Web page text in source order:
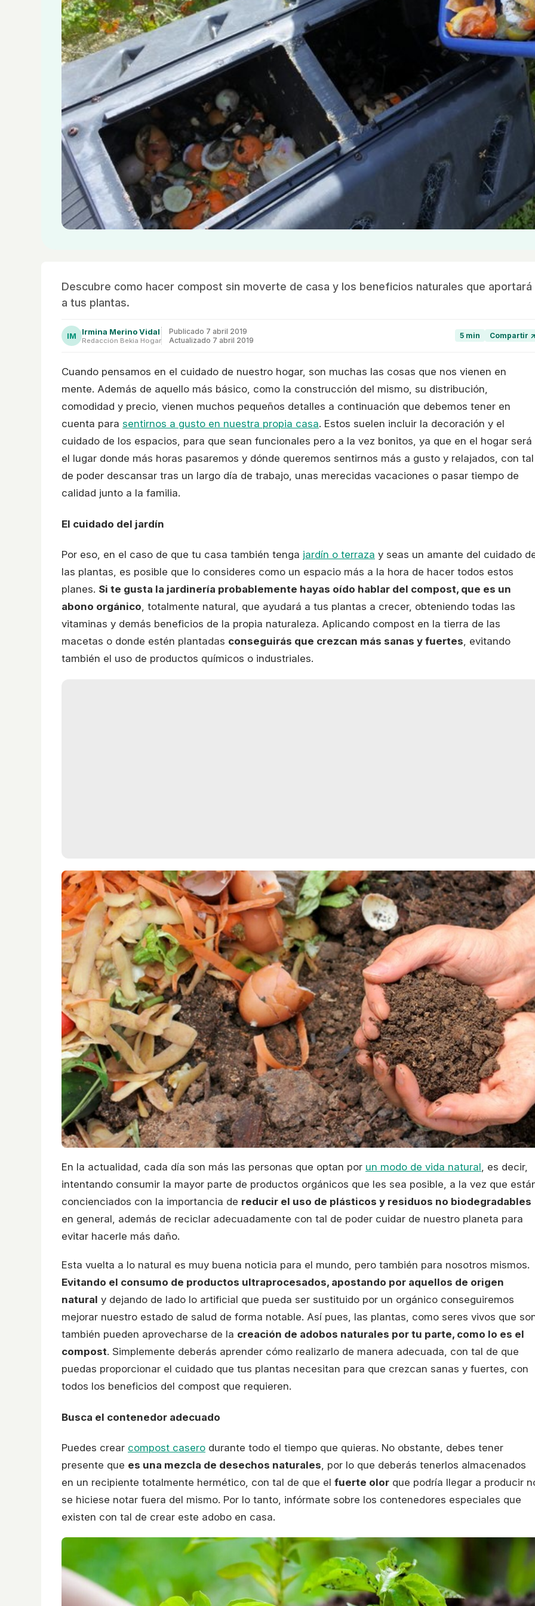
Descubre como hacer compost sin moverte de casa y los beneficios naturales que aportará
a tus plantas.
IM Irmina Merino Vidal
Redacción Bekia Hogar
Publicado 7 abril 2019
Actualizado 7 abril 2019
5 min Compartir ↗
Cuando pensamos en el cuidado de nuestro hogar, son muchas las cosas que nos vienen en
mente. Además de aquello más básico, como la construcción del mismo, su distribución,
comodidad y precio, vienen muchos pequeños detalles a continuación que debemos tener en
cuenta para sentirnos a gusto en nuestra propia casa. Estos suelen incluir la decoración y el
cuidado de los espacios, para que sean funcionales pero a la vez bonitos, ya que en el hogar será
el lugar donde más horas pasaremos y dónde queremos sentirnos más a gusto y relajados, con tal
de poder descansar tras un largo día de trabajo, unas merecidas vacaciones o pasar tiempo de
calidad junto a la familia.
El cuidado del jardín
Por eso, en el caso de que tu casa también tenga jardín o terraza y seas un amante del cuidado
las plantas, es posible que lo consideres como un espacio más a la hora de hacer todos estos
planes. Si te gusta la jardinería probablemente hayas oído hablar del compost, que es un
abono orgánico, totalmente natural, que ayudará a tus plantas a crecer, obteniendo todas las
vitaminas y demás beneficios de la propia naturaleza. Aplicando compost en la tierra de las
macetas o donde estén plantadas conseguirás que crezcan más sanas y fuertes, evitando
también el uso de productos químicos o industriales.
En la actualidad, cada día son más las personas que optan por un modo de vida natural, es decir,
intentando consumir la mayor parte de productos orgánicos que les sea posible, a la vez que
concienciados con la importancia de reducir el uso de plásticos y residuos no biodegradables
en general, además de reciclar adecuadamente con tal de poder cuidar de nuestro planeta para
evitar hacerle más daño.
Esta vuelta a lo natural es muy buena noticia para el mundo, pero también para nosotros mismos.
Evitando el consumo de productos ultraprocesados, apostando por aquellos de origen
natural y dejando de lado lo artificial que pueda ser sustituido por un orgánico conseguiremos
mejorar nuestro estado de salud de forma notable. Así pues, las plantas, como seres vivos que
también pueden aprovecharse de la creación de adobos naturales por tu parte, como lo es el
compost. Simplemente deberás aprender cómo realizarlo de manera adecuada, con tal de que
puedas proporcionar el cuidado que tus plantas necesitan para que crezcan sanas y fuertes, con
todos los beneficios del compost que requieren.
Busca el contenedor adecuado
Puedes crear compost casero durante todo el tiempo que quieras. No obstante, debes tener
presente que es una mezcla de desechos naturales, por lo que deberás tenerlos almacenados
en un recipiente totalmente hermético, con tal de que el fuerte olor que podría llegar a producir
se hiciese notar fuera del mismo. Por lo tanto, infórmate sobre los contenedores especiales que
existen con tal de crear este adobo en casa.